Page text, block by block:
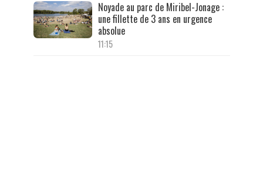
Noyade au parc de Miribel-Jonage :
une fillette de 3 ans en urgence
absolue
11:15